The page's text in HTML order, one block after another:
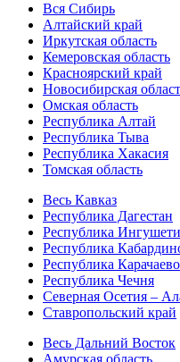
Вся Сибирь
Алтайский край
Иркутская область
Кемеровская область
Красноярский край
Новосибирская
Омская область
Республика Алтай
Республика Тыва
Республика Хакасия
Томская область
Весь Кавказ
Республика Дагестан
Республика
Республика
Республика
Республика Чечня
Северная Осетия –
Ставропольский край
Весь Дальний Восток
Амурская область